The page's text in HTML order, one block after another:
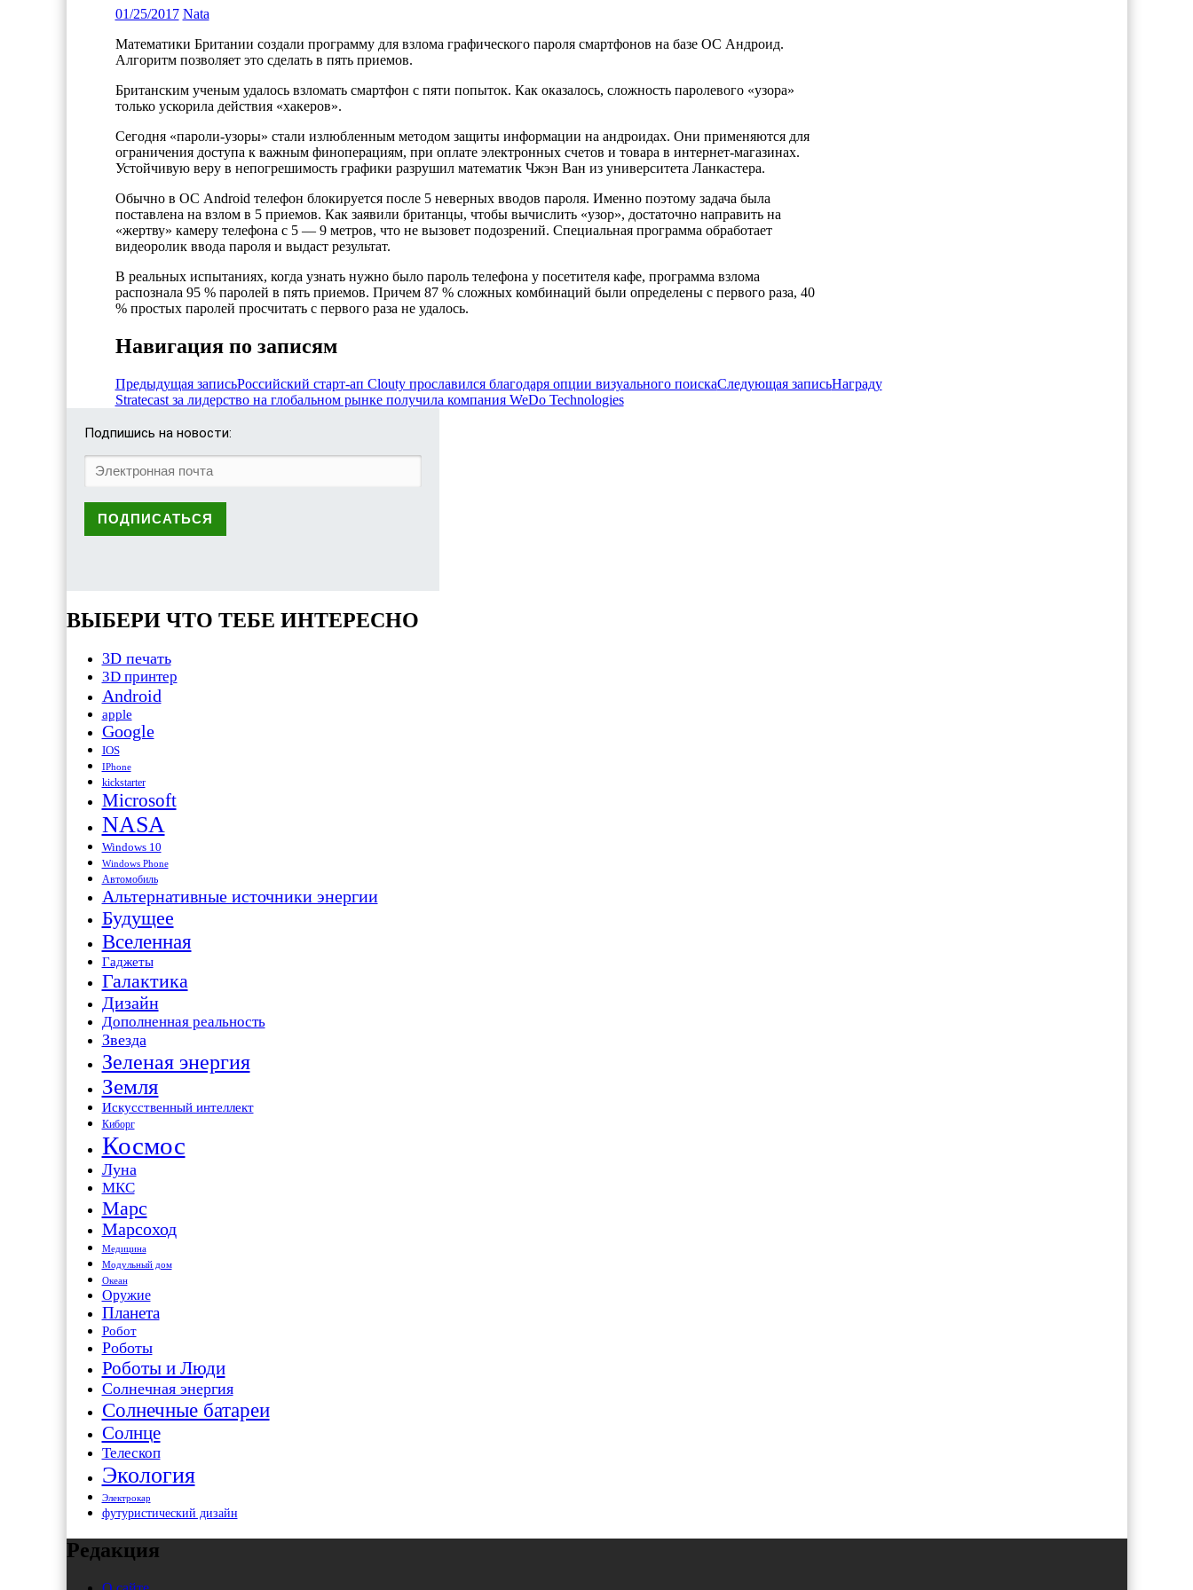
01/25/2017 Nata
Математики Британии создали программу для взлома графического пароля смартфонов на базе ОС Андроид.
Алгоритм позволяет это сделать в пять приемов.
Британским ученым удалось взломать смартфон с пяти попыток. Как оказалось, сложность паролевого «узора»
только ускорила действия «хакеров».
Сегодня «пароли-узоры» стали излюбленным методом защиты информации на андроидах. Они применяются для
ограничения доступа к важным финоперациям, при оплате электронных счетов и товара в интернет-магазинах.
Устойчивую веру в непогрешимость графики разрушил математик Чжэн Ван из университета Ланкастера.
Обычно в ОС Android телефон блокируется после 5 неверных вводов пароля. Именно поэтому задача была
поставлена на взлом в 5 приемов. Как заявили британцы, чтобы вычислить «узор», достаточно направить на
«жертву» камеру телефона с 5 — 9 метров, что не вызовет подозрений. Специальная программа обработает
видеоролик ввода пароля и выдаст результат.
В реальных испытаниях, когда узнать нужно было пароль телефона у посетителя кафе, программа взлома
распознала 95 % паролей в пять приемов. Причем 87 % сложных комбинаций были определены с первого раза, 40
% простых паролей просчитать с первого раза не удалось.
Навигация по записям
Предыдущая записьРоссийский старт-ап Clouty прославился благодаря опции визуального поискаСледующая записьНаграду
Stratecast за лидерство на глобальном рынке получила компания WeDo Technologies
Подпишись на новости:
ВЫБЕРИ ЧТО ТЕБЕ ИНТЕРЕСНО
3D печать
3D принтер
Android
apple
Google
IOS
IPhone
kickstarter
Microsoft
NASA
Windows 10
Windows Phone
Автомобиль
Альтернативные источники энергии
Будущее
Вселенная
Гаджеты
Галактика
Дизайн
Дополненная реальность
Звезда
Зеленая энергия
Земля
Искусственный интеллект
Киборг
Космос
Луна
МКС
Марс
Марсоход
Медицина
Модульный дом
Океан
Оружие
Планета
Робот
Роботы
Роботы и Люди
Солнечная энергия
Солнечные батареи
Солнце
Телескоп
Экология
Электрокар
футуристический дизайн
Редакция